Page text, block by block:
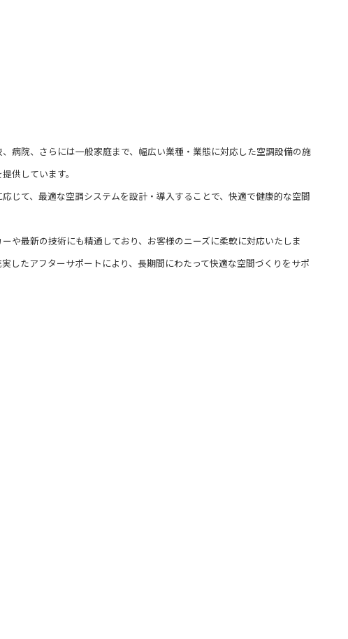
病院、さらには一般家庭まで、幅広い業種・業態に対応した空調設備の施
供しています。
じて、最適な空調システムを設計・導入することで、快適で健康的な空間
や最新の技術にも精通しており、お客様のニーズに柔軟に対応いたしま
したアフターサポートにより、長期間にわたって快適な空間づくりをサポ